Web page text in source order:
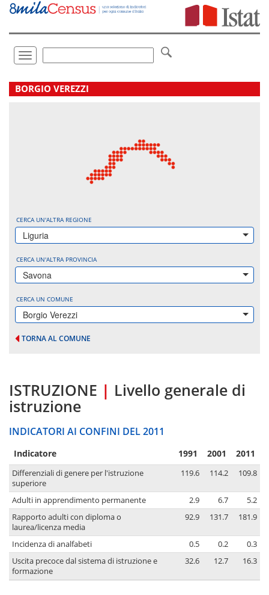
Vai
direttamente
Toggle
navigation
.
BORGIO VEREZZI
CERCA UN'ALTRA REGIONE
Liguria
CERCA UN'ALTRA PROVINCIA
Savona
CERCA UN COMUNE
Borgio Verezzi
TORNA AL COMUNE
ISTRUZIONE | Livello generale di
istruzione
INDICATORI AI CONFINI DEL 2011
Indicatore 1991 2001 2011
Differenziali di genere per l'istruzione
superiore
119.6 114.2 109.8
Adulti in apprendimento permanente 2.9 6.7
5.2
Rapporto adulti con diploma o
laurea/licenza media
92.9 131.7 181.9
Incidenza di analfabeti 0.5 0.2
0.3
Uscita precoce dal sistema di istruzione e
formazione
32.6 12.7 16.3